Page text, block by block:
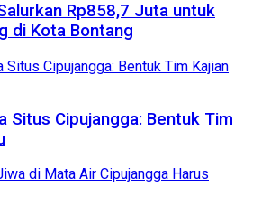
Rp858,7 Juta untuk
di Kota Bontang
Situs Cipujangga: Bentuk Tim